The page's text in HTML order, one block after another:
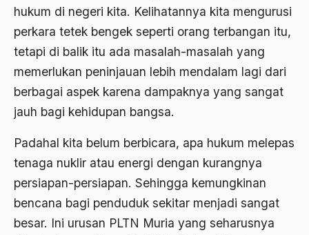
hukum di negeri kita. Kelihatannya kita mengurusi
perkara tetek bengek seperti orang terbangan itu,
tetapi di balik itu ada masalah-masalah yang
memerlukan peninjauan lebih mendalam lagi dari
berbagai aspek karena dampaknya yang sangat
jauh bagi kehidupan bangsa.
Padahal kita belum berbicara, apa hukum melepas
tenaga nuklir atau energi dengan kurangnya
persiapan-persiapan. Sehingga kemungkinan
bencana bagi penduduk sekitar menjadi sangat
besar. Ini urusan PLTN Muria yang seharusnya
Bobot Sangkaan
Bom
bom bali
bom borobudur
bom irak
BPKK
BPR
Brawijaya V